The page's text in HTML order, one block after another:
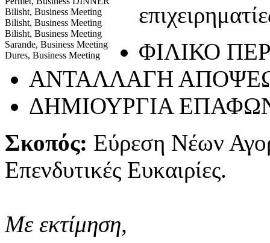
Bilisht, Business Meeting
Bilisht, Business Meeting
Bilisht, Business Meeting
Sarande, Business Meeting
Dures, Business Meeting
ΦΙΛΙΚΟ
ΑΝΤΑΛΛΑΓΗ
ΔΗΜΙΟΥΡΓΙΑ
Σκοπός: Εύρεση Νέων
Επενδυτικές Ευκαιρίες.
Με εκτίμηση,